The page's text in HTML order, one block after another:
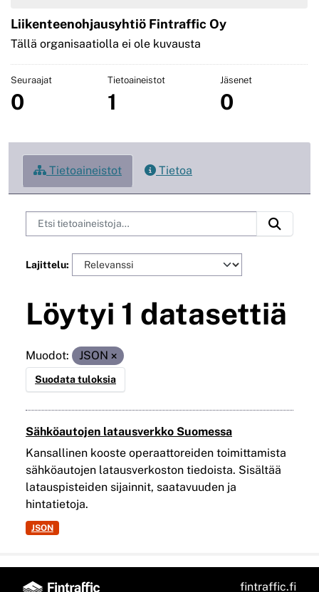
Liikenteenohjausyhtiö Fintraffic Oy
Tällä organisaatiolla ei ole kuvausta
Seuraajat
0
Tietoaineistot
1
Jäsenet
0
Tietoaineistot Tietoa
Lajittelu
Löytyi 1 datasettiä
Muodot: JSON
Suodata tuloksia
Sähköautojen latausverkko Suomessa
Kansallinen kooste operaattoreiden toimittamista
sähköautojen latausverkoston tiedoista. Sisältää
latauspisteiden sijainnit, saatavuuden ja
hintatietoja.
JSON
fintraffic.fi